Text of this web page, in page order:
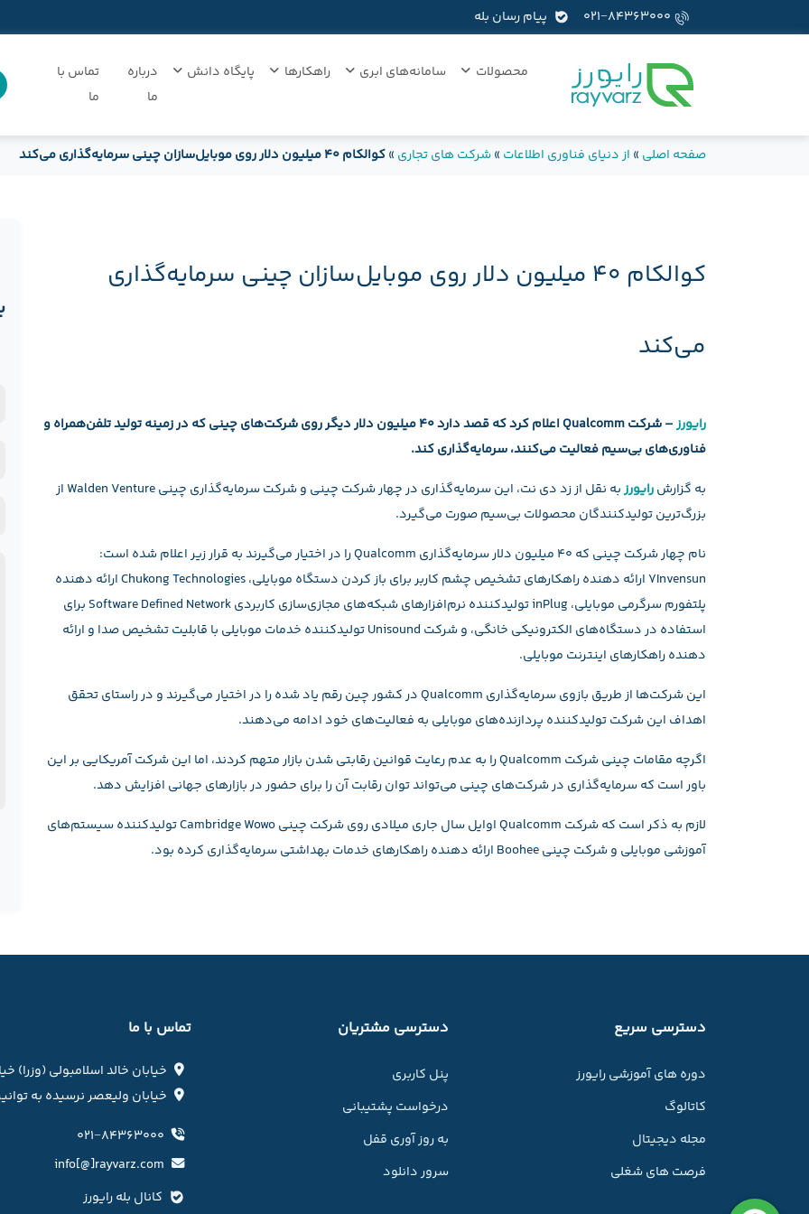
۰۲۱−۸۴۳۶۳۰۰۰ پیام رسان بله
محصولات سامانه‌های ابری راهکارها پایگاه دانش
درباره
ما
تماس با
ما
صفحه اصلی » از دنیای فناوری اطلاعات »شرکت های تجاری »کوالکام ۴۰ میلیون دلار روی موبایل‌سازان چینی سرمایه‌گذاری می‌کند
کوالکام ۴۰ میلیون دلار روی موبایل‌سازان چینی سرمایه‌گذاری
می‌کند
رایورز
– شرکت Qualcomm اعلام کرد که قصد دارد ۴۰ میلیون دلار دیگر روی شرکت‌های چینی که در زمینه تولید تلفن‌همراه و
فناوری‌های بی‌سیم فعالیت می‌کنند، سرمایه‌گذاری کند.
به گزارشرایورز
به نقل از زد دی نت، این سرمایه‌گذاری در چهار شرکت چینی و شرکت سرمایه‌گذاری چینی Walden Venture از
بزرگ‌ترین تولیدکنندگان محصولات بی‌سیم صورت می‌گیرد.
نام چهار شرکت چینی که ۴۰ میلیون دلار سرمایه‌گذاری Qualcomm را در اختیار می‌گیرند به قرار زیر اعلام شده است:
۷Invensun ارائه دهنده راهکارهای تشخیص چشم کاربر برای باز کردن دستگاه موبایلی، Chukong Technologies ارائه دهنده
پلتفورم سرگرمی موبایلی، inPlug تولیدکننده نرم‌افزارهای شبکه‌های مجازی‌سازی کاربردی Software Defined Network برای
استفاده در دستگاه‌های الکترونیکی خانگی، و شرکت Unisound تولیدکننده خدمات موبایلی با قابلیت تشخیص صدا و ارائه
دهنده راهکارهای اینترنت موبایلی.
این شرکت‌ها از طریق بازوی سرمایه‌گذاری Qualcomm در کشور چین رقم یاد شده را در اختیار می‌گیرند و در راستای تحقق
اهداف این شرکت تولیدکننده پردازنده‌های موبایلی به فعالیت‌های خود ادامه می‌دهند.
اگرچه مقامات چینی شرکت Qualcomm را به عدم رعایت قوانین رقابتی شدن بازار متهم کردند، اما این شرکت آمریکایی بر این
باور است که سرمایه‌گذاری در شرکت‌های چینی می‌تواند توان رقابت آن را برای حضور در بازارهای جهانی افزایش دهد.
لازم به ذکر است که شرکت Qualcomm اوایل سال جاری میلادی روی شرکت چینی Cambridge Wowo تولیدکننده سیستم‌های
آموزشی موبایلی و شرکت چینی Boohee ارائه دهنده راهکارهای خدمات بهداشتی سرمایه‌گذاری کرده بود.
دسترسی سریع
دوره های آموزشی رایورز
کاتالوگ
مجله دیجیتال
فرصت های شغلی
دسترسی مشتریان
پنل کاربری
درخواست پشتیبانی
به روز آوری قفل
سرور دانلود
تماس با ما
خیابان خالد اسلامبولی (وزرا)
خیابان ولیعصر نرسیده به
۰۲۱−۸۴۳۶۳۰۰۰
info[@]rayvarz.com
کانال بله رایورز